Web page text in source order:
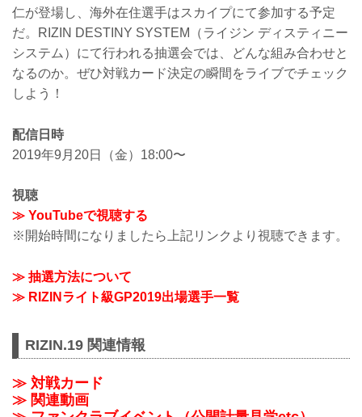
仁が登場し、海外在住選手はスカイプにて参加する予定
だ。RIZIN DESTINY SYSTEM（ライジン ディスティニー
システム）にて行われる抽選会では、どんな組み合わせと
なるのか。ぜひ対戦カード決定の瞬間をライブでチェック
しよう！
配信日時
2019年9月20日（金）18:00〜
視聴
≫ YouTubeで視聴する
※開始時間になりましたら上記リンクより視聴できます。
≫ 抽選方法について
≫ RIZINライト級GP2019出場選手一覧
RIZIN.19 関連情報
≫ 対戦カード
≫ 関連動画